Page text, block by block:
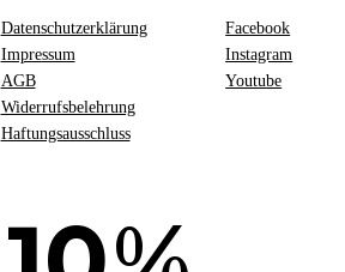
Datenschutzerklärung
Impressum
AGB
Widerrufsbelehrung
Haftungsausschluss
Facebook
Instagram
Youtube